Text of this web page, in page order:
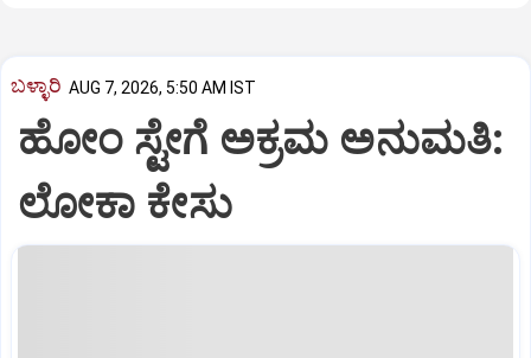
ಬಳ್ಳಾರಿ AUG 7, 2026, 5:50 AM IST
ಹೋಂ ಸ್ಟೇಗೆ ಅಕ್ರಮ ಅನುಮತಿ:
ಲೋಕಾ ಕೇಸು